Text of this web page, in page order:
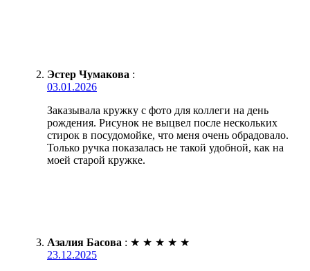
Эстер Чумакова :
03.01.2026
Заказывала кружку с фото для коллеги на день
рождения. Рисунок не выцвел после нескольких
стирок в посудомойке, что меня очень обрадовало.
Только ручка показалась не такой удобной, как на
моей старой кружке.
Азалия Басова : ★ ★ ★ ★ ★
23.12.2025